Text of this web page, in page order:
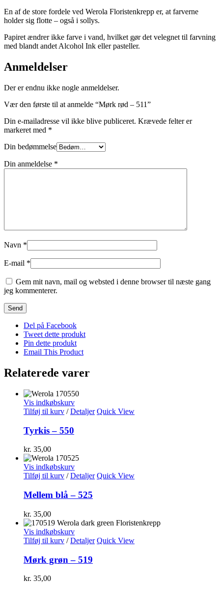
En af de store fordele ved Werola Floristenkrepp er, at farverne
holder sig flotte – også i sollys.
Papiret ændrer ikke farve i vand, hvilket gør det velegnet til farvning
med blandt andet Alcohol Ink eller pasteller.
Anmeldelser
Der er endnu ikke nogle anmeldelser.
Vær den første til at anmelde “Mørk rød – 511”
Din e-mailadresse vil ikke blive publiceret. Krævede felter er
markeret med *
Din bedømmelse
Din anmeldelse *
Navn *
E-mail *
Gem mit navn, mail og websted i denne browser til næste gang
jeg kommenterer.
Del på Facebook
Tweet dette produkt
Pin dette produkt
Email This Product
Relaterede varer
Vis indkøbskurv
Tilføj til kurv / Detaljer Quick View
Tyrkis – 550
kr. 35,00
Vis indkøbskurv
Tilføj til kurv / Detaljer Quick View
Mellem blå – 525
kr. 35,00
Vis indkøbskurv
Tilføj til kurv / Detaljer Quick View
Mørk grøn – 519
kr. 35,00